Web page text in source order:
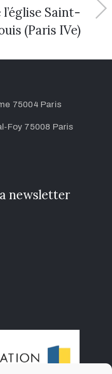
Saint-
(Paris IVe)
75004 Paris
Foy 75008 Paris
newsletter